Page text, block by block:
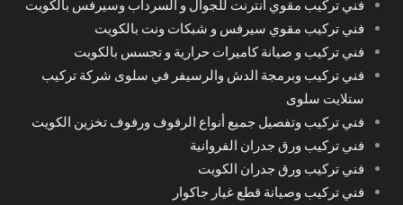
فني تركيب مقوي انترنت للجوال و السرداب وسيرفس بالكويت
فني تركيب مقوي سيرفس و شبكات ونت بالكويت
فني تركيب و صيانة كاميرات حرارية و تجسس بالكويت
فني تركيب وبرمجة الدش والرسيفر في سلوى شركة تركيب
ستلايت سلوى
فني تركيب وتفصيل جميع أنواع الرفوف ورفوف تخزين الكويت
فني تركيب ورق جدران الفروانية
فني تركيب ورق جدران الكويت
فني تركيب وصيانة قطع غيار جاكوار